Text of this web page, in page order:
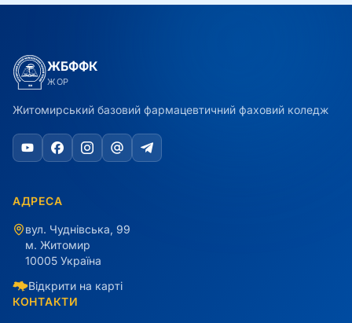
ЖБФФК
ЖОР
Житомирський базовий фармацевтичний фаховий коледж
АДРЕСА
вул. Чуднівська, 99
м. Житомир
10005 Україна
Відкрити на карті
КОНТАКТИ